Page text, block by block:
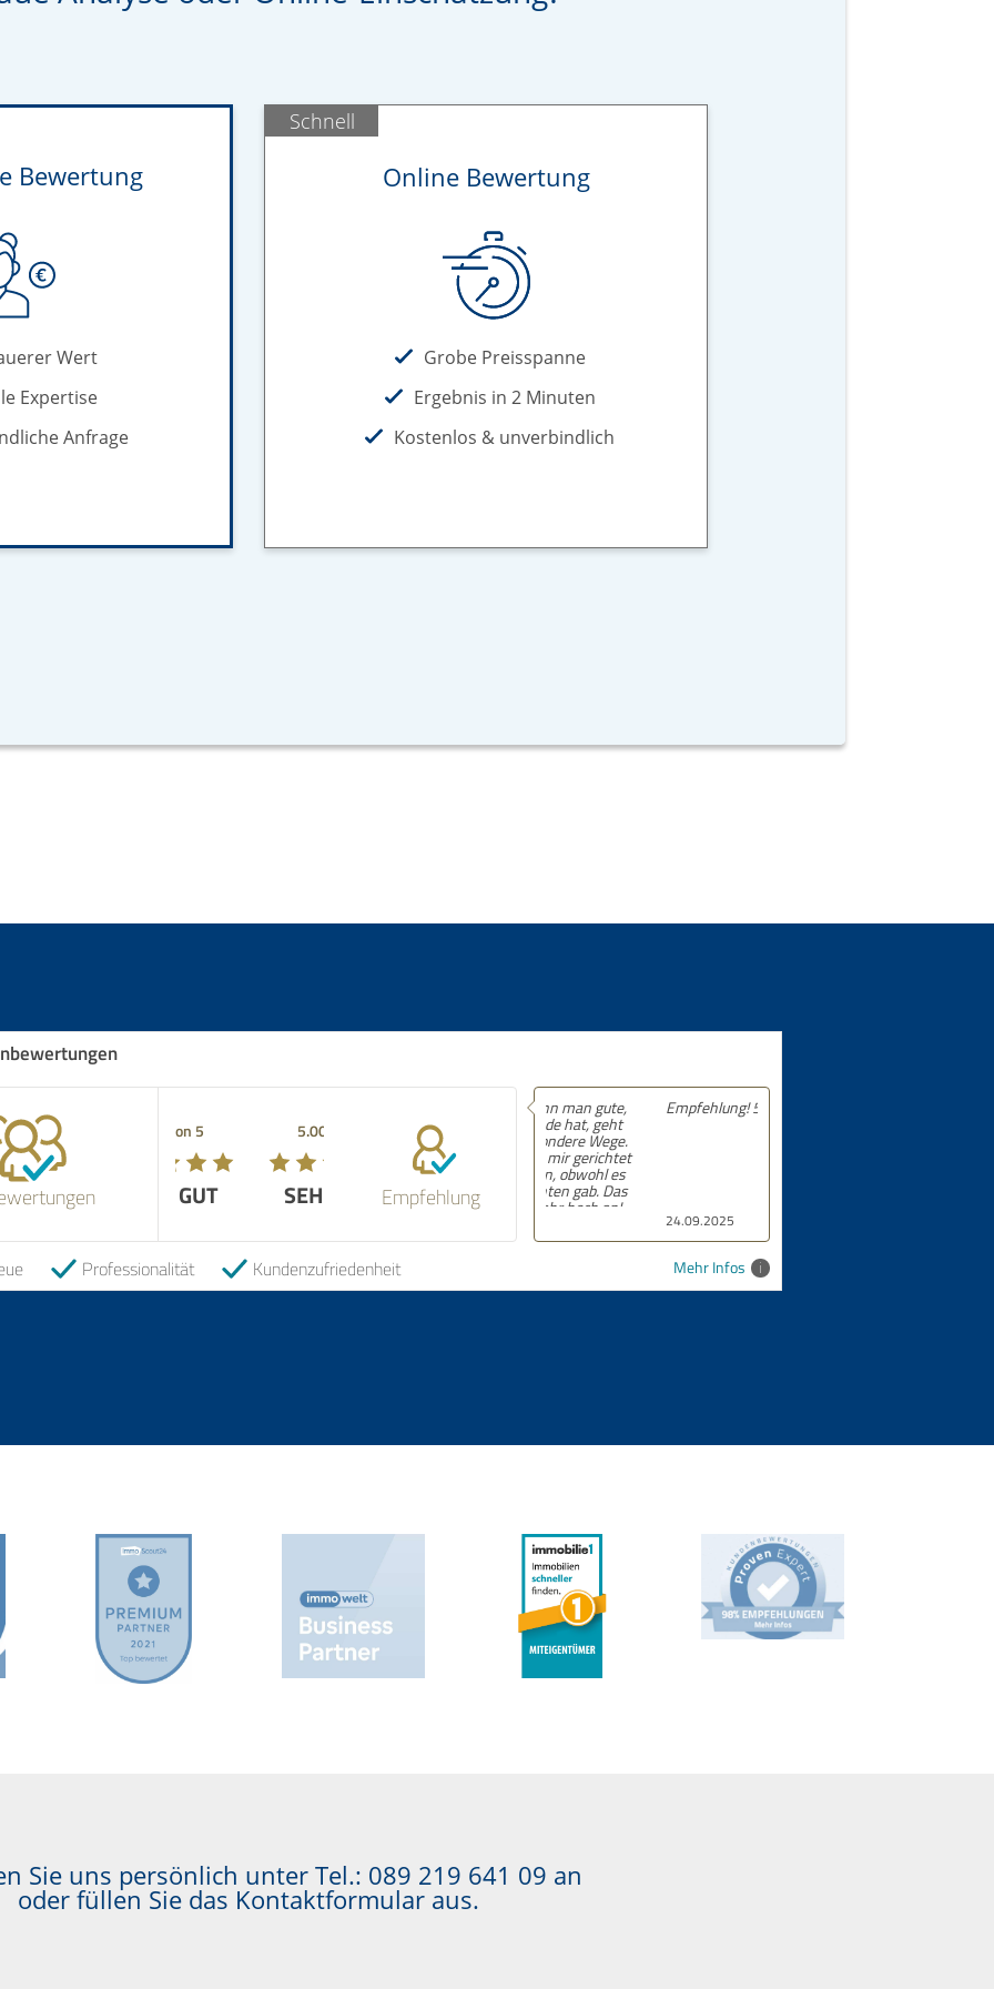
Bewertung
Wert
Expertise
Anfrage
Schnell
Online Bewertung
Grobe Preisspanne
Ergebnis in 2 Minuten
Kostenlos & unverbindlich
SEHR GUT Empfehlung
Empfehlung! 5 von 5 Sternen.
Mehr Infos
Professionalität Kundenzufriedenheit
Sie uns persönlich unter Tel.: 089 219 641 09 an
oder füllen Sie das Kontaktformular aus.